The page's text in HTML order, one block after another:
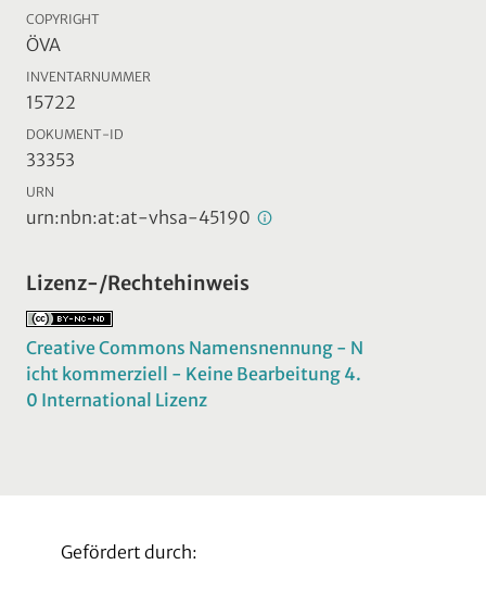
COPYRIGHT
ÖVA
INVENTARNUMMER
15722
DOKUMENT-ID
33353
URN
urn:nbn:at:at-vhsa-45190
Lizenz-/Rechtehinweis
Creative Commons Namensnennung - N
icht kommerziell - Keine Bearbeitung 4.
0 International Lizenz
Gefördert durch: